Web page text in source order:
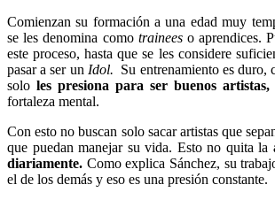
Comienzan su formación a una edad muy
se les denomina como traineeso aprendices.
este proceso, hasta que se les considere
pasar a ser un Idol. Su entrenamiento es duro,
solo les presiona para ser buenos artistas,
fortaleza mental.
Con esto no buscan solo sacar artistas que
que puedan manejar su vida. Esto no quita la
diariamente. Como explica Sánchez, su
el de los demás y eso es una presión constante.